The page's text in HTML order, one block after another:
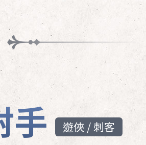
手 遊俠 / 刺客